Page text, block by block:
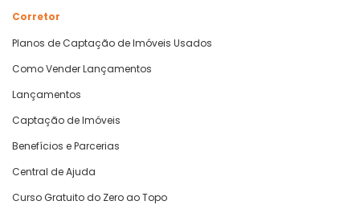
Corretor
Planos de Captação de Imóveis Usados
Como Vender Lançamentos
Lançamentos
Captação de Imóveis
Benefícios e Parcerias
Central de Ajuda
Curso Gratuito do Zero ao Topo